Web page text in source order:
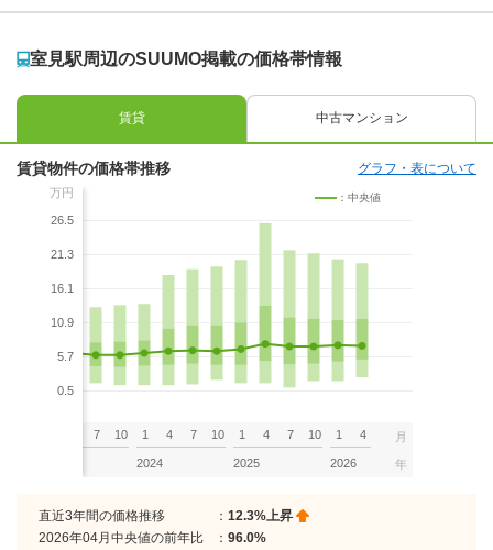
室見駅周辺のSUUMO掲載の価格帯情報
賃貸 中古マンション
賃貸物件の価格帯推移 グラフ・表について
万円
26.5
21.3
16.1
10.9
5.7
0.5
：中央値
7 10 1 4 7 10
2024
1 4 7 10
2025
1 4
2026
月
年
直近3年間の価格推移 ： 12.3%上昇
2026年04月中央値の前年比
： 96.0%